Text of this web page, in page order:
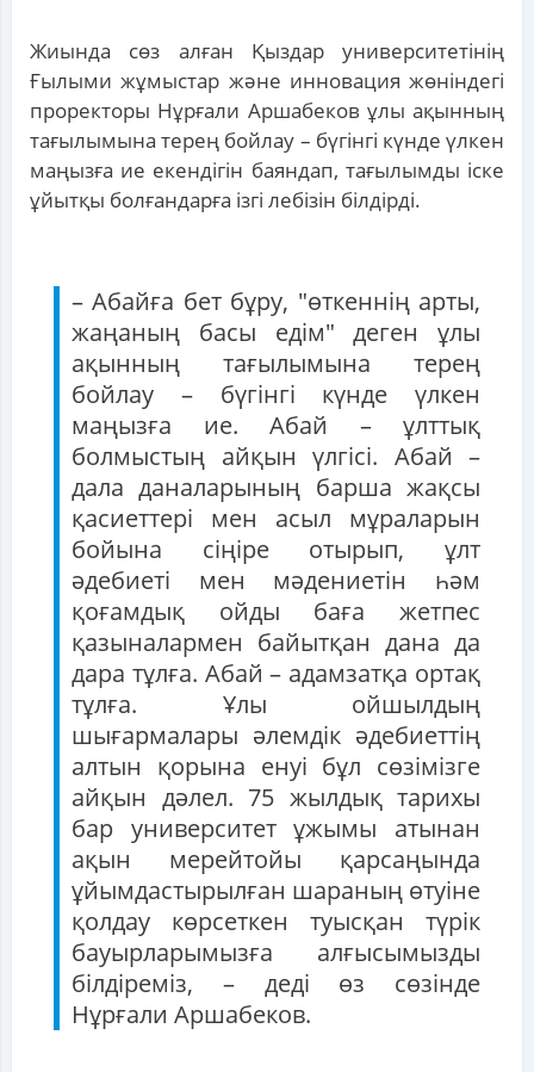
Жиында сөз алған Қыздар университетінің
Ғылыми жұмыстар және инновация жөніндегі
проректоры Нұрғали Аршабеков ұлы ақынның
тағылымына терең бойлау – бүгінгі күнде үлкен
маңызға ие екендігін баяндап, тағылымды іске
ұйытқы болғандарға ізгі лебізін білдірді.
– Абайға бет бұру, "өткеннің арты,
жаңаның басы едім" деген ұлы
ақынның тағылымына терең
бойлау – бүгінгі күнде үлкен
маңызға ие. Абай – ұлттық
болмыстың айқын үлгісі. Абай –
дала даналарының барша жақсы
қасиеттері мен асыл мұраларын
бойына сіңіре отырып, ұлт
әдебиеті мен мәдениетін һәм
қоғамдық ойды баға жетпес
қазыналармен байытқан дана да
дара тұлға. Абай – адамзатқа ортақ
тұлға. Ұлы ойшылдың
шығармалары әлемдік әдебиеттің
алтын қорына енуі бұл сөзімізге
айқын дәлел. 75 жылдық тарихы
бар университет ұжымы атынан
ақын мерейтойы қарсаңында
ұйымдастырылған шараның өтуіне
қолдау көрсеткен туысқан түрік
бауырларымызға алғысымызды
білдіреміз, – деді өз сөзінде
Нұрғали Аршабеков.